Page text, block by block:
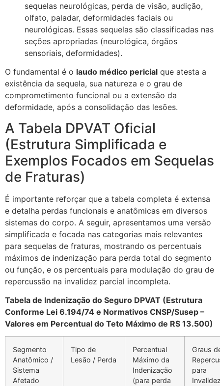
sequelas neurológicas, perda de visão, audição,
olfato, paladar, deformidades faciais ou
neurológicas. Essas sequelas são classificadas nas
seções apropriadas (neurológica, órgãos
sensoriais, deformidades).
O fundamental é o laudo médico pericial que atesta a
existência da sequela, sua natureza e o grau de
comprometimento funcional ou a extensão da
deformidade, após a consolidação das lesões.
A Tabela DPVAT Oficial
(Estrutura Simplificada e
Exemplos Focados em Sequelas
de Fraturas)
É importante reforçar que a tabela completa é extensa
e detalha perdas funcionais e anatômicas em diversos
sistemas do corpo. A seguir, apresentamos uma versão
simplificada e focada nas categorias mais relevantes
para sequelas de fraturas, mostrando os percentuais
máximos de indenização para perda total do segmento
ou função, e os percentuais para modulação do grau de
repercussão na invalidez parcial incompleta.
Tabela de Indenização do Seguro DPVAT (Estrutura
Conforme Lei 6.194/74 e Normativos CNSP/Susep –
Valores em Percentual do Teto Máximo de R$ 13.500)
Segmento
Anatômico /
Sistema
Afetado
Tipo de
Lesão / Perda
Percentual
Máximo da
Indenização
(para perda
Graus
para